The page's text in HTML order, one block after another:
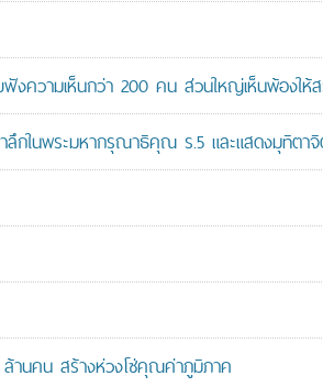
งความเห็นกว่า 200 คน ส่วนใหญ่เห็นพ้องให้
กในพระมหากรุณาธิคุณ ร.5 และแสดงมุทิตา
ล้านคน สร้างห่วงโซ่คุณค่าภูมิภาค